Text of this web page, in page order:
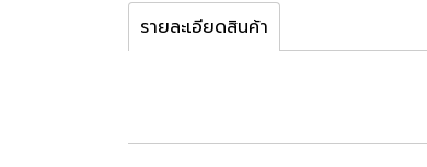
รายละเอียดสินค้า